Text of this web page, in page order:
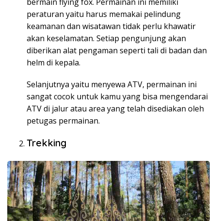
peraturan yaitu harus memakai pelindung
keamanan dan wisatawan tidak perlu khawatir
akan keselamatan. Setiap pengunjung akan
diberikan alat pengaman seperti tali di badan dan
helm di kepala.
Selanjutnya yaitu menyewa ATV, permainan ini
sangat cocok untuk kamu yang bisa mengendarai
ATV di jalur atau area yang telah disediakan oleh
petugas permainan.
Trekking